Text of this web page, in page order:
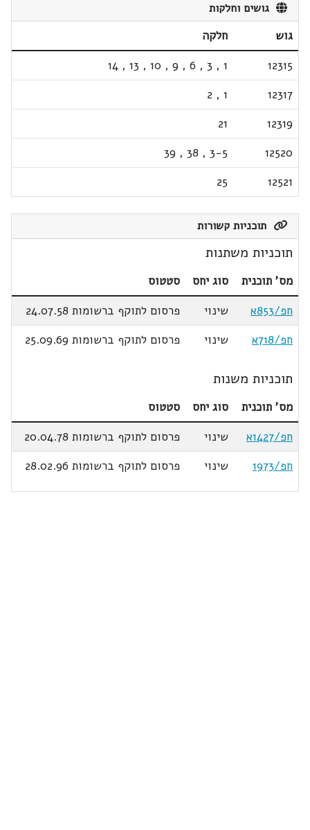
גושים וחלקות
גוש
חלקה
12315
1
,
3
,
6
,
9
,
10
,
13
,
14
12317
1
,
2
12319
21
12520
3-5
,
38
,
39
12521
25
תוכניות קשורות
תוכניות משתנות
מס' תוכנית סוג יחס
סטטוס
חפ/853א
שינוי
פרסום לתוקף ברשומות 24.07.58
חפ/718א
שינוי פרסום לתוקף ברשומות 25.09.69
תוכניות משנות
מס' תוכנית סוג יחס
סטטוס
חפ/1427א
שינוי
פרסום לתוקף ברשומות 20.04.78
חפ/1973
שינוי פרסום לתוקף ברשומות 28.02.96